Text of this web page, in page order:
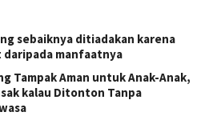
sebaiknya ditiadakan karena
manfaatnya
Tampak Aman untuk Anak-Anak,
kalau Ditonton Tanpa